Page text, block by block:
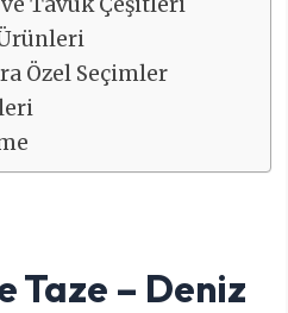
Özel Seçimler
Taze – Deniz